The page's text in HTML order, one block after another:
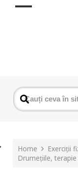
Home
Exerciții
Drumețiile,